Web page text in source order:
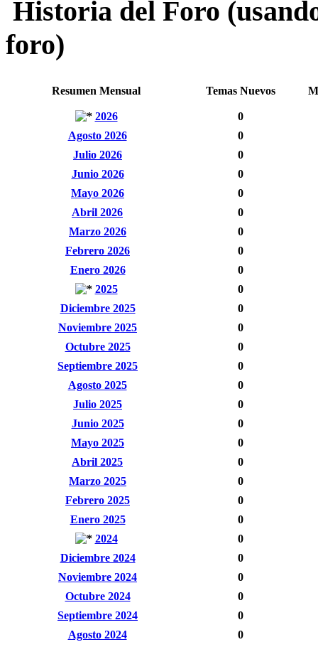
Historia del Foro
foro)
Resumen Mensual Temas Nuevos
2026
0
Agosto 2026
0
Julio 2026
0
Junio 2026
0
Mayo 2026
0
Abril 2026
0
Marzo 2026
0
Febrero 2026
0
Enero 2026
0
2025
0
Diciembre 2025
0
Noviembre 2025
0
Octubre 2025
0
Septiembre 2025
0
Agosto 2025
0
Julio 2025
0
Junio 2025
0
Mayo 2025
0
Abril 2025
0
Marzo 2025
0
Febrero 2025
0
Enero 2025
0
2024
0
Diciembre 2024
0
Noviembre 2024
0
Octubre 2024
0
Septiembre 2024
0
Agosto 2024
0